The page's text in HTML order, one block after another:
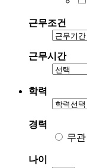
근무조건
근무시간
학력
경력
무관
나이